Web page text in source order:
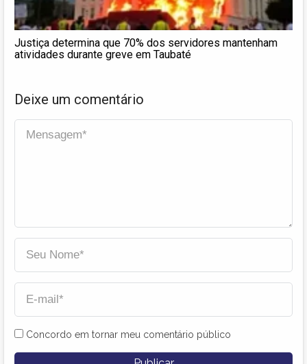
Justiça determina que 70% dos servidores mantenham
atividades durante greve em Taubaté
Deixe um comentário
Concordo em tornar meu comentário público